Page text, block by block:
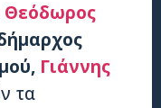
Θεόδωρος
Γιάννης
τα